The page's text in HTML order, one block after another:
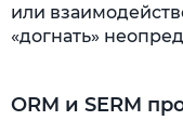
или
«догнать»
ORM и SERM